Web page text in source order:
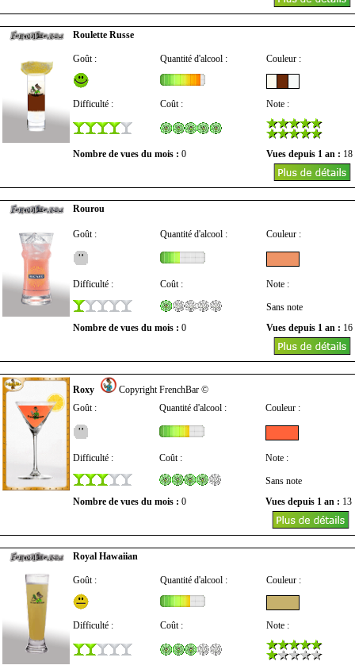
Roulette Russe
Goût : Quantité d'alcool : Couleur :
Difficulté : Coût : Note :
Nombre de vues du mois : 0 Vues depuis 1 an : 18
Rourou
Goût : Quantité d'alcool : Couleur :
Difficulté : Coût : Note :
Sans note
Nombre de vues du mois : 0 Vues depuis 1 an : 16
Roxy
Copyright FrenchBar ©
Goût :
Quantité d'alcool : Couleur :
Difficulté : Coût : Note :
Sans note
Nombre de vues du mois : 0 Vues depuis 1 an : 13
Royal Hawaiian
Goût : Quantité d'alcool : Couleur :
Difficulté : Coût : Note :